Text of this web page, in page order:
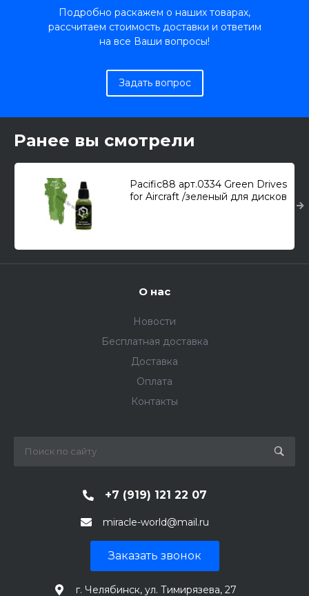
Подробно раскажем о наших товарах,
рассчитаем стоимость доставки и ответим
на все Ваши вопросы!
Задать вопрос
Ранее вы смотрели
Pacific88 арт.0334 Green Drives
for Aircraft /зеленый для дисков
О нас
Новости
Бесплатная доставка
Доставка
Оплата
Контакты
+7 (919) 121 22 07
miracle-world@mail.ru
Заказать звонок
г. Челябинск, ул. Тимирязева, 27